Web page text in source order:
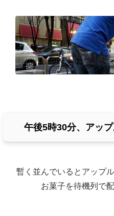
午後5時30分、アッ
暫く並んでいるとアップ
お菓子を待機列で